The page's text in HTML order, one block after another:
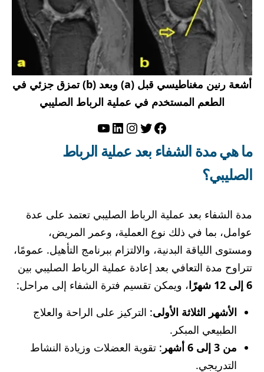
أشعة رنين مغناطيسي قبل (a) وبعد (b) تمزق جزئي في
الطعم المستخدم في عملية الرباط الصليبي
فيسبوك
تويترإنستجرام
لينكد إنيوتيوب
ما هي مدة الشفاء بعد عملية الرباط
الصليبي؟
مدة الشفاء بعد عملية الرباط الصليبي تعتمد على عدة
عوامل، بما في ذلك نوع العملية، وعمر المريض،
ومستوى اللياقة البدنية، والالتزام ببرنامج التأهيل. عمومًا،
تتراوح مدة التعافي بعد إعادة عملية الرباط الصليبي بين
6 إلى 12 شهرًا
، ويمكن تقسيم فترة الشفاء إلى مراحل:
الأشهر الثلاثة الأولى: التركيز على الراحة والعلاج
الطبيعي المبكر.
من 3 إلى 6 أشهر
: تقوية العضلات وزيادة النشاط
التدريجي.